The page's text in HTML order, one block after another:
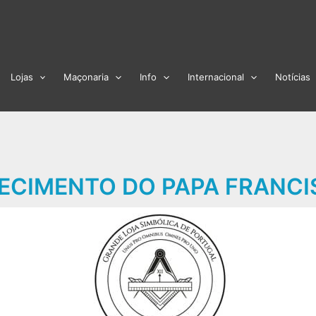
Lojas Maçonaria Info Internacional Notícias
DO PAPA